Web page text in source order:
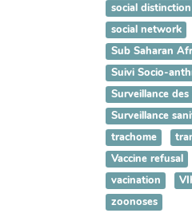
social distinction
social network
Sub Saharan
Suivi Socio-
Surveillance
Surveillance
trachome
Vaccine refusal
vacination
zoonoses